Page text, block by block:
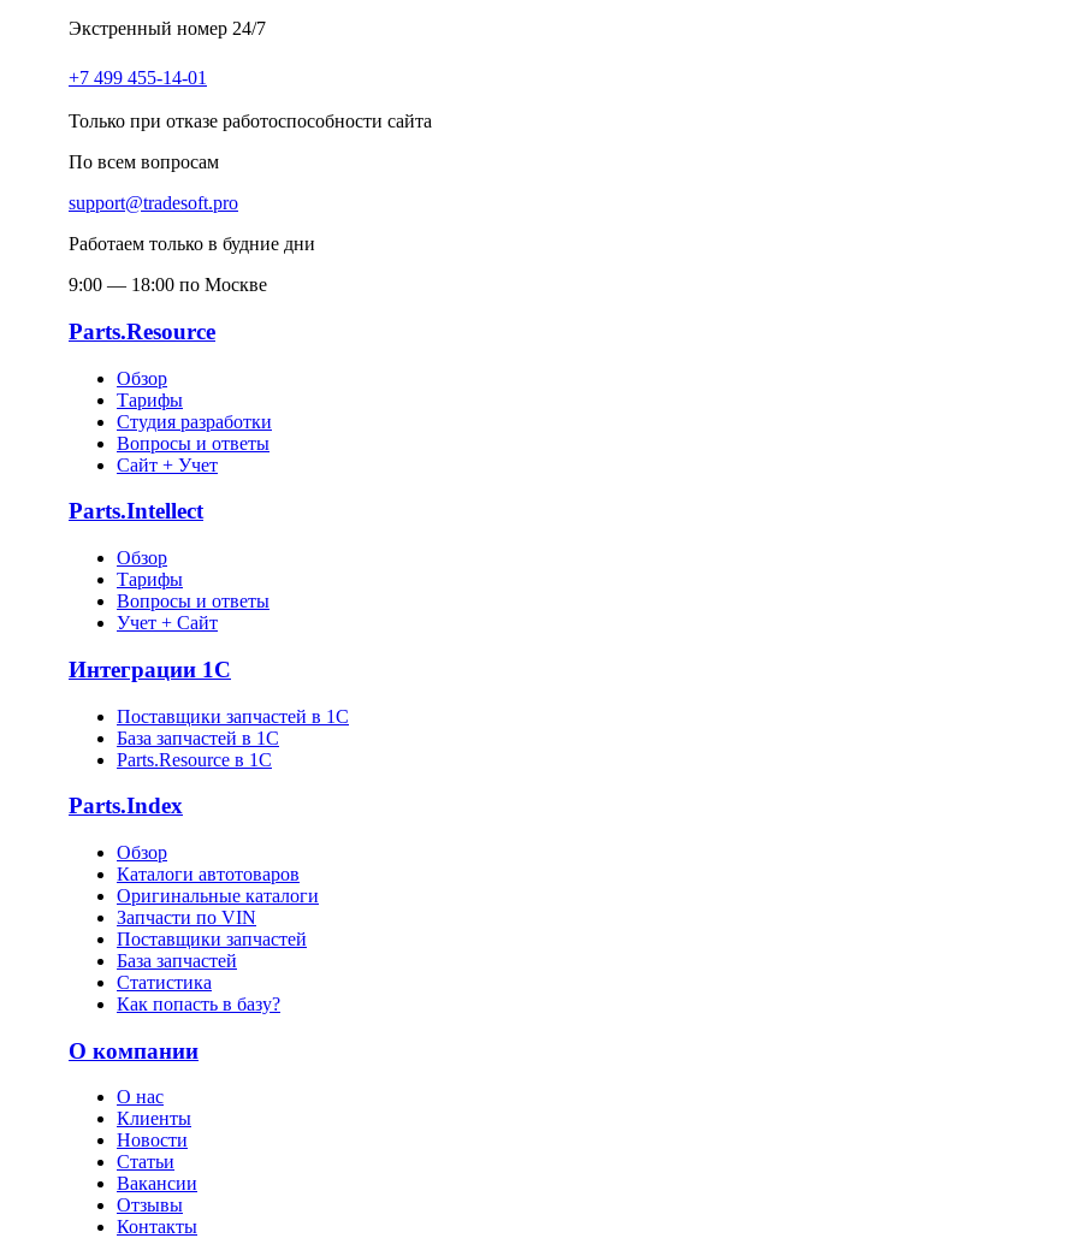
Экстренный номер 24/7
+7 499 455-14-01
Только при отказе работоспособности сайта
По всем вопросам
support@tradesoft.pro
Работаем только в будние дни
9:00 — 18:00 по Москве
Parts.Resource
Обзор
Тарифы
Студия разработки
Вопросы и ответы
Сайт + Учет
Parts.Intellect
Обзор
Тарифы
Вопросы и ответы
Учет + Сайт
Интеграции 1С
Поставщики запчастей в 1C
База запчастей в 1С
Parts.Resource в 1C
Parts.Index
Обзор
Каталоги автотоваров
Оригинальные каталоги
Запчасти по VIN
Поставщики запчастей
База запчастей
Статистика
Как попасть в базу?
О компании
О нас
Клиенты
Новости
Статьи
Вакансии
Отзывы
Контакты